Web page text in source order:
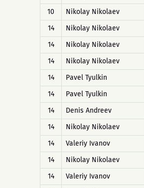
10
Nikolay Nikolaev
14
Nikolay Nikolaev
14
Nikolay Nikolaev
14
Nikolay Nikolaev
14
Pavel Tyulkin
14
Pavel Tyulkin
14
Denis Andreev
14
Nikolay Nikolaev
14
Valeriy Ivanov
14
Nikolay Nikolaev
14
Valeriy Ivanov